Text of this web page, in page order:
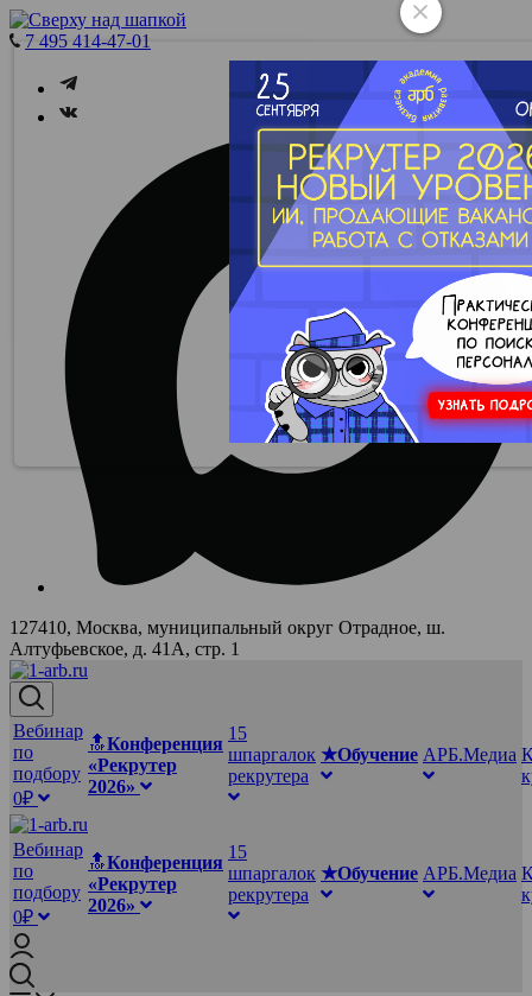
7 495 414-47-01
127410, Москва, муниципальный округ Отрадное, ш.
Алтуфьевское, д. 41А, стр. 1
Вебинар
по
подбору
0₽
🔝Конференция
«Рекрутер
2026»
15
шпаргалок
рекрутера
★Обучение АРБ.Медиа
Вебинар
по
подбору
0₽
🔝Конференция
«Рекрутер
2026»
15
шпаргалок
рекрутера
★Обучение АРБ.Медиа